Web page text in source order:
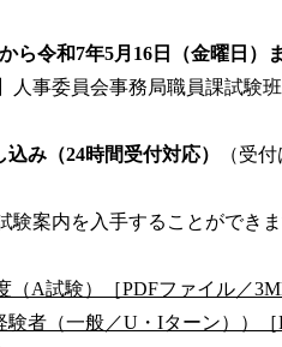
ら令和7年5月16日（金曜日）
人事委員会事務局職員課試験
み（24時間受付対応）
（受
験案内を入手することができま
（A試験）［PDFファイル／
者（一般／U・Iターン））［